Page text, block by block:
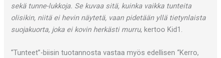
sekä tunne-lukkoja. Se kuvaa sitä, kuinka vaikka tunteita
olisikin, niitä ei hevin näytetä, vaan pidetään yllä tietynlaista
suojakuorta, joka ei kovin herkästi murru, kertoo Kid1.
“Tunteet”-biisin tuotannosta vastaa myös edellisen “Kerro,